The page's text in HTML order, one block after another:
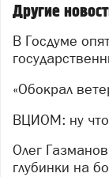
Другие
В Госдуме опять предложили заменить ЕГЭ
«Обокрал
ВЦИОМ: ну
Олег Газманов исполнит песни из вологодской
глубинки на